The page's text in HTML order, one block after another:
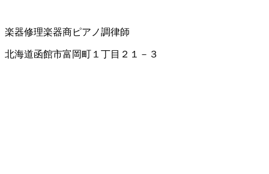
楽器修理楽器商ピアノ調律師
北海道函館市富岡町１丁目２１－３